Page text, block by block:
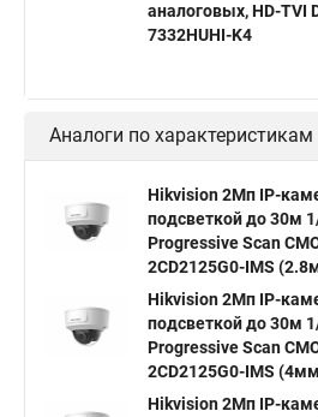
Видеокамеры
Видеокамера hikvision hiwatch
Камера Hikvision ds 2cd2442fwd
Уличная камера Hikvision ip
Hikvision поворотная камера
Нikvision микрофон Hikvision
Hikvision порты
аналоговых, HD-TVI
7332HUHI-K4
Аналоги по характеристикам
Hikvision 2Мп IP-
подсветкой до 30м
Progressive Scan
2CD2125G0-IMS
Hikvision 2Мп IP-
подсветкой до 30м
Progressive Scan
2CD2125G0-IMS
Hikvision 2Мп IP-